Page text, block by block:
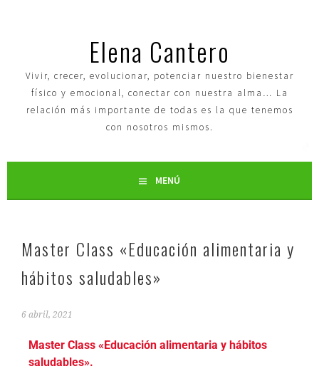
Elena Cantero
Vivir, crecer, evolucionar, potenciar nuestro bienestar
físico y emocional, conectar con nuestra alma… La
relación más importante de todas es la que tenemos
con nosotros mismos.
MENÚ
Master Class «Educación alimentaria y
hábitos saludables»
6 abril, 2021
Master Class «Educación alimentaria y hábitos
saludables».